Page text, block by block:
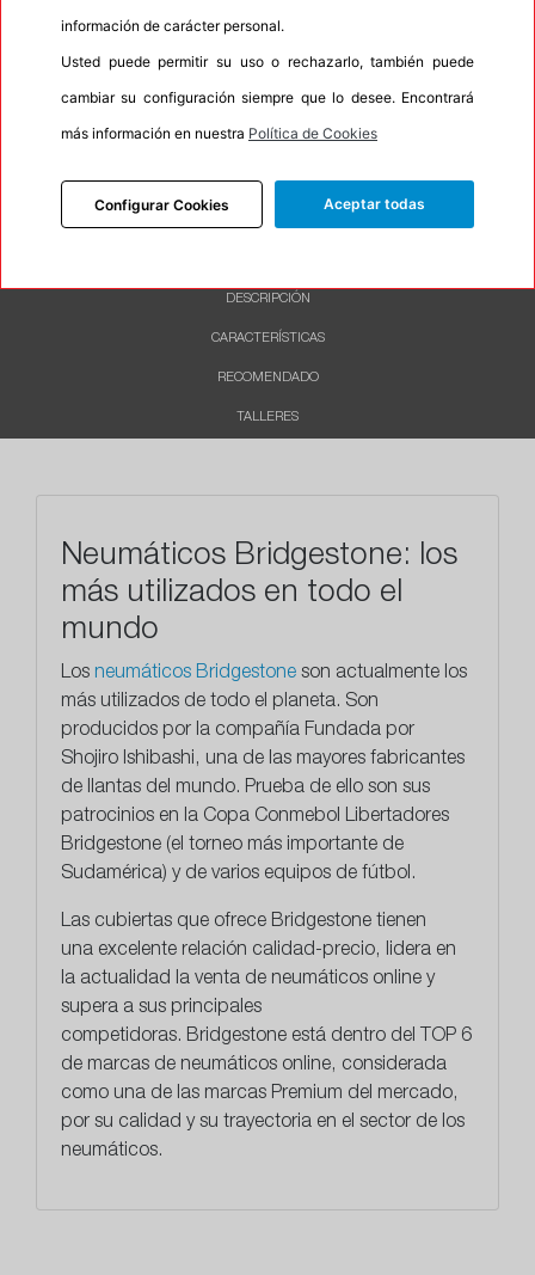
90% 10%
DESCRIPCIÓN
CARACTERÍSTICAS
RECOMENDADO
TALLERES
Neumáticos Bridgestone: los
más utilizados en todo el
mundo
Los neumáticos Bridgestone son actualmente los
más utilizados de todo el planeta. Son
producidos por la compañía Fundada por
Shojiro Ishibashi, una de las mayores fabricantes
de llantas del mundo. Prueba de ello son sus
patrocinios en la Copa Conmebol Libertadores
Bridgestone (el torneo más importante de
Sudamérica) y de varios equipos de fútbol.
Las cubiertas que ofrece Bridgestone tienen
una excelente relación calidad-precio, lidera en
la actualidad la venta de neumáticos online y
supera a sus principales
competidoras. Bridgestone está dentro del TOP 6
de marcas de neumáticos online, considerada
como una de las marcas Premium del mercado,
por su calidad y su trayectoria en el sector de los
neumáticos.
información de carácter personal.
Usted puede permitir su uso o rechazarlo, también puede
cambiar su configuración siempre que lo desee. Encontrará
más información en nuestra Política de Cookies
Configurar Cookies Aceptar todas